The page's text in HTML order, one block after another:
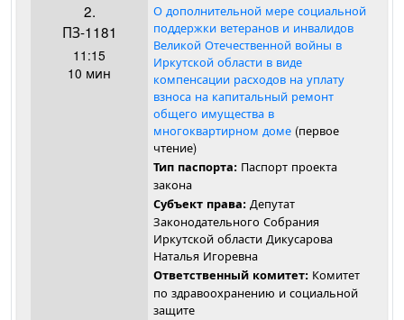
2.
ПЗ-1181
11:15
10 мин
О дополнительной мере социальной
поддержки ветеранов и инвалидов
Великой Отечественной войны в
Иркутской области в виде
компенсации расходов на уплату
взноса на капитальный ремонт
общего имущества в
многоквартирном доме (первое
чтение)
Тип паспорта: Паспорт проекта
закона
Субъект права: Депутат
Законодательного Собрания
Иркутской области Дикусарова
Наталья Игоревна
Ответственный комитет: Комитет
по здравоохранению и социальной
защите